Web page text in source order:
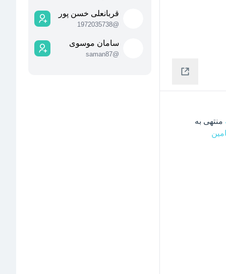
قربانعلی خسن پور
@
1972035738
سامان موسوی
@
saman87